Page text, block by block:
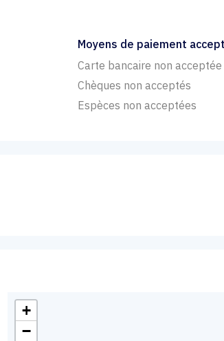
Moyens de paiement
Carte bancaire non acceptée
Chèques non acceptés
Espèces non acceptées
+
−